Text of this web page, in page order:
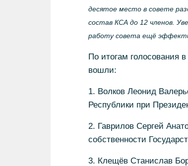
десятое место в совете
состав КСА до 12 членов.
работу совета ещё
По итогам голосования
вошли:
1. Волков Леонид
Республики при
2. Гаврилов Сергей
собственности
3. Клещёв Станислав